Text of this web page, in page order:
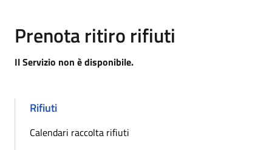
Prenota ritiro rifiuti
Il Servizio non è disponibile.
Rifiuti
Calendari raccolta rifiuti